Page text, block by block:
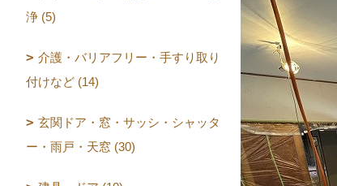
浄 (5)
介護・バリアフリー・手すり取り
付けなど (14)
玄関ドア・窓・サッシ・シャッタ
ー・雨戸・天窓 (30)